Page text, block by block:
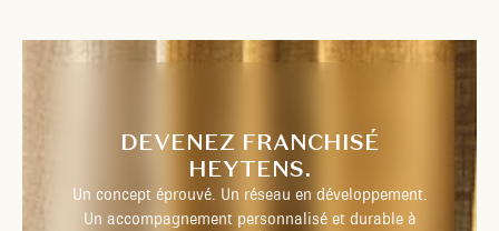
DEVENEZ FRANCHISÉ
HEYTENS.
Un concept éprouvé. Un réseau en développement.
Un accompagnement personnalisé et durable à